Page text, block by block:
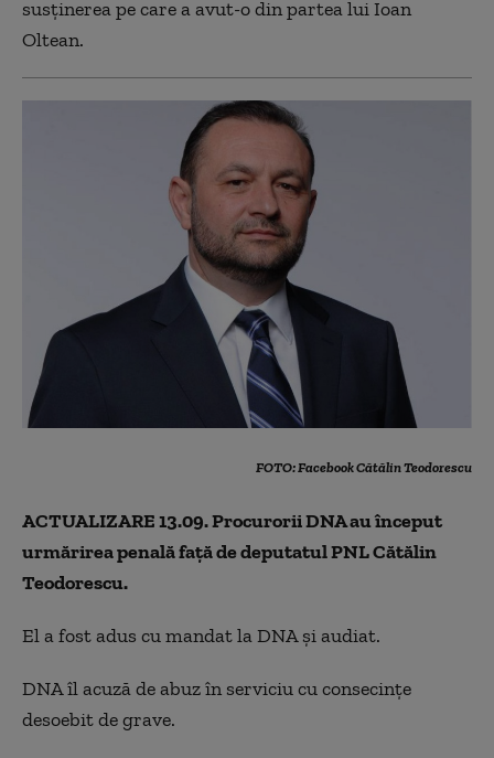
susţinerea pe care a avut-o din partea lui Ioan
Oltean.
FOTO: Facebook Cătălin Teodorescu
ACTUALIZARE 13.09. Procurorii DNA au început
urmărirea penală faţă de deputatul PNL Cătălin
Teodorescu.
El a fost adus cu mandat la DNA şi audiat.
DNA îl acuză de abuz în serviciu cu consecinţe
desoebit de grave.